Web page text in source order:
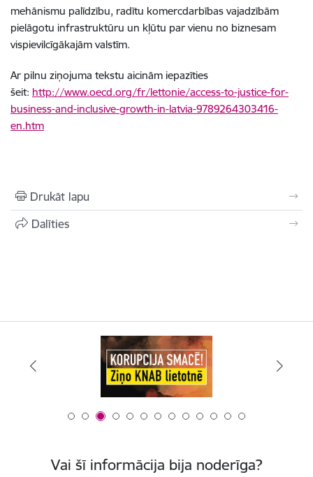
mehānismu palīdzību, radītu komercdarbības vajadzībām
pielāgotu infrastruktūru un kļūtu par vienu no biznesam
vispievilcīgākajām valstīm.
Ar pilnu ziņojuma tekstu aicinām iepazīties
šeit: http://www.oecd.org/fr/lettonie/access-to-justice-for-
business-and-inclusive-growth-in-latvia-9789264303416-
en.htm
Drukāt lapu
Dalīties
Vai šī informācija bija noderīga?